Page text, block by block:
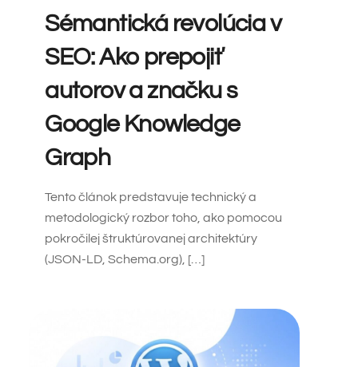
Sémantická revolúcia v
SEO: Ako prepojiť
autorov a značku s
Google Knowledge
Graph
Tento článok predstavuje technický a
metodologický rozbor toho, ako pomocou
pokročilej štruktúrovanej architektúry
(JSON-LD, Schema.org), […]